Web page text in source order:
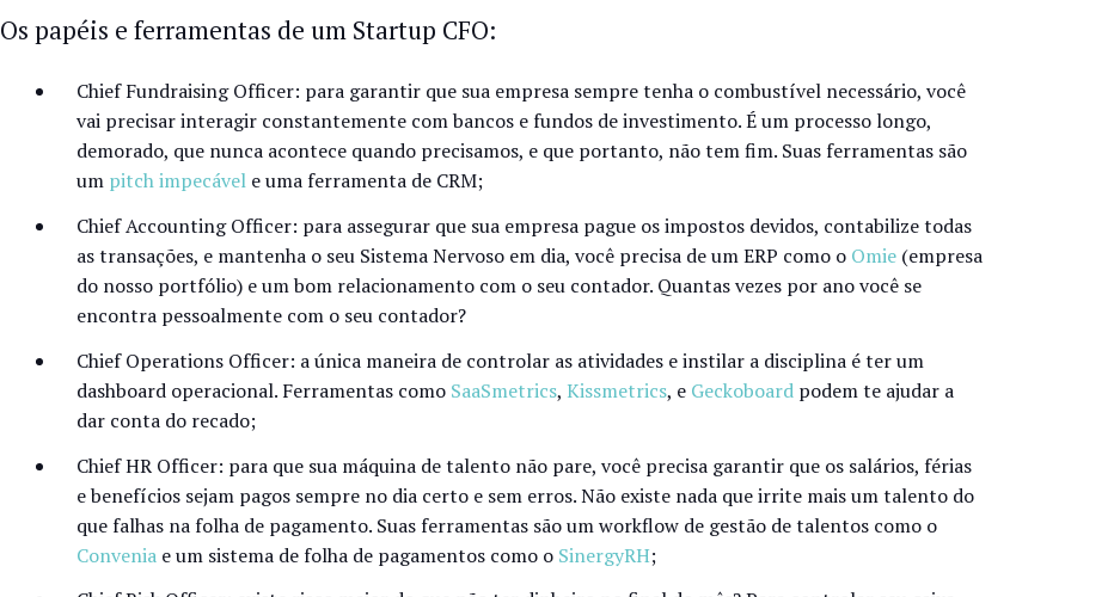
Os papéis e ferramentas de um Startup CFO:
Chief Fundraising Officer: para garantir que sua empresa sempre tenha o combustível necessário, você
vai precisar interagir constantemente com bancos e fundos de investimento. É um processo longo,
demorado, que nunca acontece quando precisamos, e que portanto, não tem fim. Suas ferramentas são
um pitch impecávele uma ferramenta de CRM;
Chief Accounting Officer: para assegurar que sua empresa pague os impostos devidos, contabilize todas
as transações, e mantenha o seu Sistema Nervoso em dia, você precisa de um ERP como o Omie(empresa
do nosso portfólio) e um bom relacionamento com o seu contador. Quantas vezes por ano você se
encontra pessoalmente com o seu contador?
Chief Operations Officer: a única maneira de controlar as atividades e instilar a disciplina é ter um
dashboard operacional. Ferramentas como SaaSmetrics, Kissmetrics, e Geckoboardpodem te ajudar a
dar conta do recado;
Chief HR Officer: para que sua máquina de talento não pare, você precisa garantir que os salários, férias
e benefícios sejam pagos sempre no dia certo e sem erros. Não existe nada que irrite mais um talento do
que falhas na folha de pagamento. Suas ferramentas são um workflow de gestão de talentos como o
Conveniae um sistema de folha de pagamentos como o SinergyRH;